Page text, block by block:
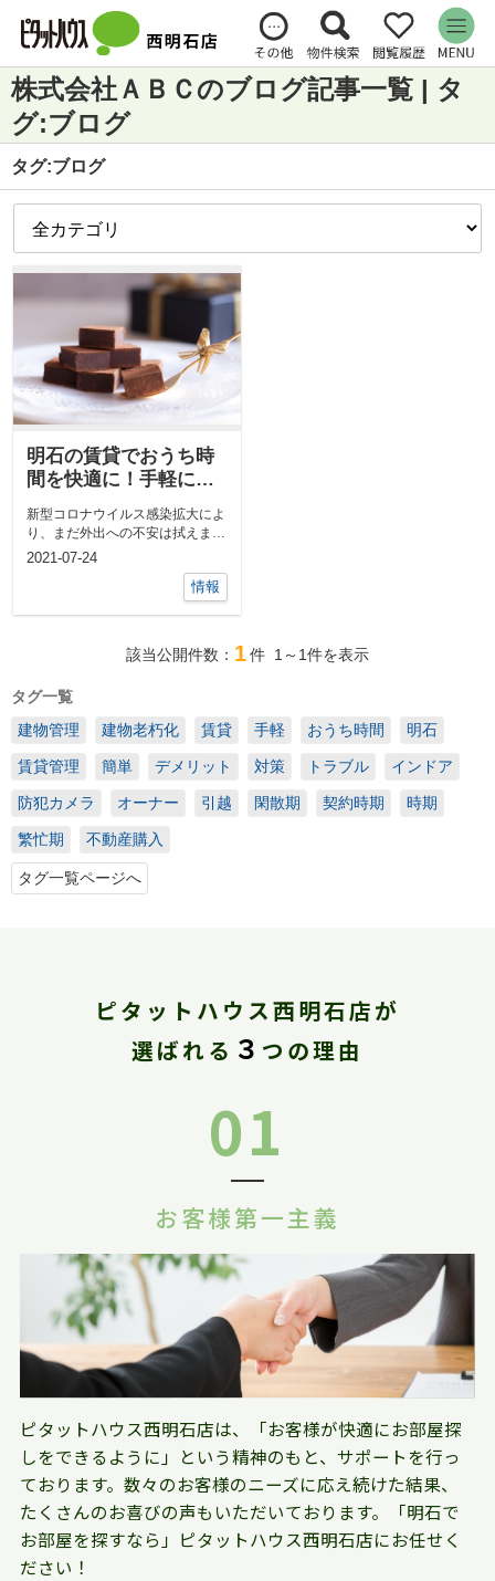
株式会社ＡＢＣのブログ記事一覧 | タ
グ:ブログ
タグ:ブログ
明石の賃貸でおうち時
間を快適に！手軽に出
新型コロナウイルス感染拡大によ
り、まだ外出への不安は拭えませ
んね。今まで自粛生活を送ってき
2021-07-24
情報
該当公開件数： 1件 1～1件を表示
タグ一覧
建物管理
建物老朽化 賃貸 手軽 おうち時間 明石
賃貸管理 簡単 デメリット 対策 トラブル インドア
防犯カメラ オーナー 引越 閑散期 契約時期 時期
繁忙期 不動産購入
タグ一覧ページへ
ピタットハウス西明石店が
選ばれる ３ つの理由
01
お客様第一主義
ピタットハウス西明石店は、「お客様が快適にお部屋探
しをできるように」という精神のもと、サポートを行っ
ております。数々のお客様のニーズに応え続けた結果、
たくさんのお喜びの声もいただいております。「明石で
お部屋を探すなら」ピタットハウス西明石店にお任せく
ださい！